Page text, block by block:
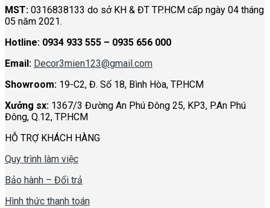
MST: 0316838133 do sở KH & ĐT TP.HCM cấp ngày 04 tháng
05 năm 2021.
Hotline: 0934 933 555 – 0935 656 000
Email: Decor3mien123@gmail.com
Showroom: 19-C2, Đ. Số 18, Bình Hòa, TP.HCM
Xưởng sx: 1367/3 Đường An Phú Đông 25, KP3, P.An Phú
Đông, Q.12, TP.HCM
HỖ TRỢ KHÁCH HÀNG
Quy trình làm việc
Bảo hành – Đổi trả
Hình thức thanh toán